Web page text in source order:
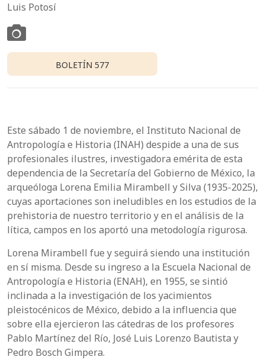
Luis Potosí
BOLETÍN 577
Este sábado 1 de noviembre, el Instituto Nacional de
Antropología e Historia (INAH) despide a una de sus
profesionales ilustres, investigadora emérita de esta
dependencia de la Secretaría del Gobierno de México, la
arqueóloga Lorena Emilia Mirambell y Silva (1935-2025),
cuyas aportaciones son ineludibles en los estudios de la
prehistoria de nuestro territorio y en el análisis de la
lítica, campos en los aportó una metodología rigurosa.
Lorena Mirambell fue y seguirá siendo una institución
en sí misma. Desde su ingreso a la Escuela Nacional de
Antropología e Historia (ENAH), en 1955, se sintió
inclinada a la investigación de los yacimientos
pleistocénicos de México, debido a la influencia que
sobre ella ejercieron las cátedras de los profesores
Pablo Martínez del Río, José Luis Lorenzo Bautista y
Pedro Bosch Gimpera.